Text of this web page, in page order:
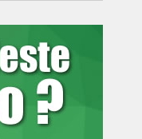
e destinam
atingidas por
Gerais (MP
Paraíba (MP
a incêndios